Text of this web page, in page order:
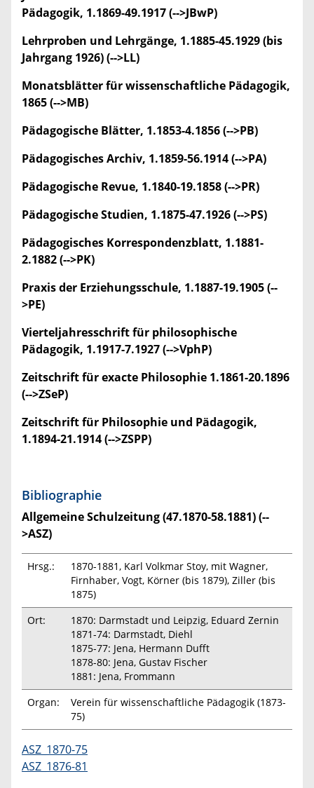
Pädagogik, 1.1869-49.1917 (-->JBwP)
Lehrproben und Lehrgänge, 1.1885-45.1929 (bis
Jahrgang 1926) (-->LL)
Monatsblätter für wissenschaftliche Pädagogik,
1865 (-->MB)
Pädagogische Blätter, 1.1853-4.1856 (-->PB)
Pädagogisches Archiv, 1.1859-56.1914 (-->PA)
Pädagogische Revue, 1.1840-19.1858 (-->PR)
Pädagogische Studien, 1.1875-47.1926 (-->PS)
Pädagogisches Korrespondenzblatt, 1.1881-
2.1882 (-->PK)
Praxis der Erziehungsschule, 1.1887-19.1905 (--
>PE)
Vierteljahresschrift für philosophische
Pädagogik, 1.1917-7.1927 (-->VphP)
Zeitschrift für exacte Philosophie 1.1861-20.1896
(-->ZSeP)
Zeitschrift für Philosophie und Pädagogik,
1.1894-21.1914 (-->ZSPP)
Bibliographie
Allgemeine Schulzeitung (47.1870-58.1881) (--
>ASZ)
Hrsg.:
1870-1881, Karl Volkmar Stoy, mit Wagner,
Firnhaber, Vogt, Körner (bis 1879), Ziller (bis
1875)
Ort:
1870: Darmstadt und Leipzig, Eduard Zernin
1871-74: Darmstadt, Diehl
1875-77: Jena, Hermann Dufft
1878-80: Jena, Gustav Fischer
1881: Jena, Frommann
Organ:
Verein für wissenschaftliche Pädagogik (1873-
75)
ASZ_1870-75
ASZ_1876-81